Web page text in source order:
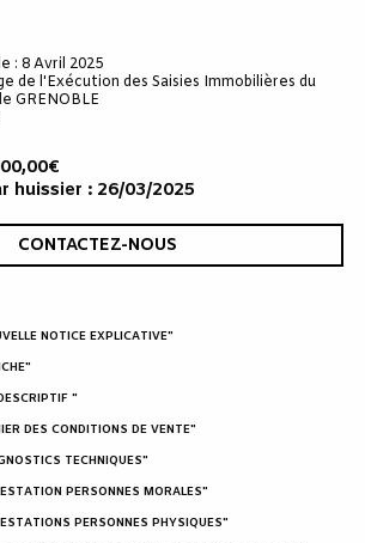
: 8 Avril 2025
de l'Exécution des Saisies Immobilières du
GRENOBLE
huissier : 26/03/2025
CONTACTEZ-NOUS
NOTICE EXPLICATIVE"
"
DES CONDITIONS DE VENTE"
TECHNIQUES"
PERSONNES MORALES"
PERSONNES PHYSIQUES"